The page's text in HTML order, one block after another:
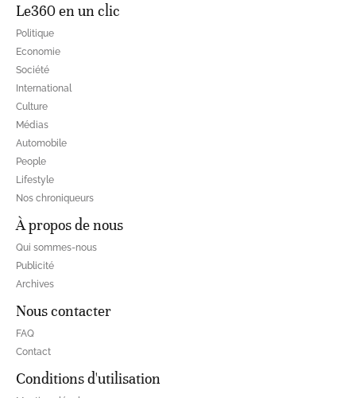
Le360 en un clic
Politique
Economie
Société
International
Culture
Médias
Automobile
People
Lifestyle
Nos chroniqueurs
À propos de nous
Qui sommes-nous
Publicité
Archives
Nous contacter
FAQ
Contact
Conditions d'utilisation